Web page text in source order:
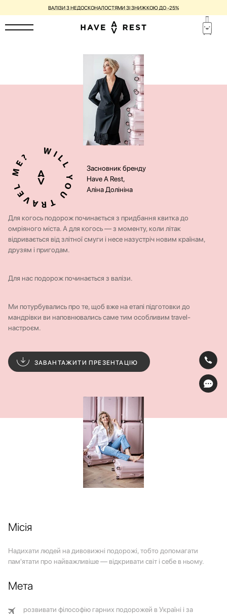
ВАЛІЗИ З НЕДОСКОНАЛОСТЯМИ ЗІ ЗНИЖКОЮ ДО -25%
Засновник бренду
Have A Rest,
Аліна Долініна
Для когось подорож починається з придбання квитка до
омріяного міста. А для когось — з моменту, коли літак
відривається від злітної смуги і несе назустріч новим країнам,
друзям і пригодам.
Для нас подорож починається з валізи.
Ми потурбувались про те, щоб вже на етапі підготовки до
мандрівки ви наповнювались саме тим особливим travel-
настроєм.
ЗАВАНТАЖИТИ ПРЕЗЕНТАЦІЮ
Місія
Надихати людей на дивовижні подорожі, тобто допомагати
пам'ятати про найважливіше — відкривати світ і себе в ньому.
Мета
розвивати філософію гарних подорожей в Україні і за